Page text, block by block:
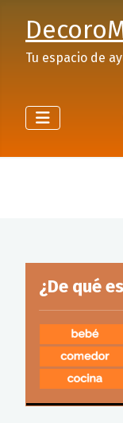
Tu espacio de
¿De qué